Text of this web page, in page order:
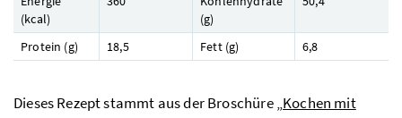
(kcal)
(g)
Protein (g) 18,5 Fett (g) 6,8
Dieses Rezept stammt aus der Broschüre„Kochen mit